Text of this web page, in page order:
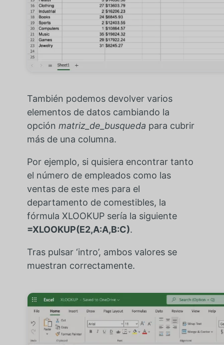
También podemos devolver varios
elementos de datos cambiando la
opción matriz_de_busqueda para cubrir
más de una columna.
Por ejemplo, si quisiera encontrar tanto
el número de empleados como las
ventas de este mes para el
departamento de comestibles, la
fórmula XLOOKUP sería la siguiente
=XLOOKUP(E2,A:A,B:C).
Tras pulsar ‘intro’, ambos valores se
muestran correctamente.